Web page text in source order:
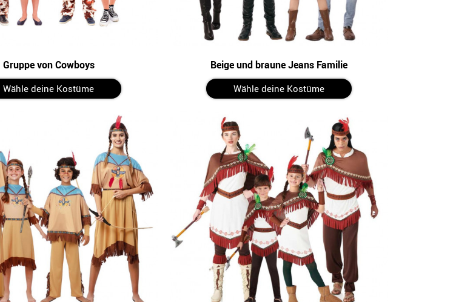
Gruppe von Cowboys
Wähle deine Kostüme
Beige und braune Jeans Familie
Wähle deine Kostüme